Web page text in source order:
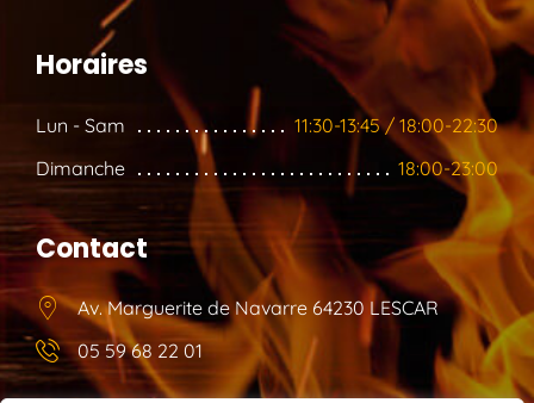
Horaires
Lun - Sam
11:30-13:45 / 18:00-22:30
Dimanche
18:00-23:00
Contact
Av. Marguerite de Navarre 64230 LESCAR
05 59 68 22 01